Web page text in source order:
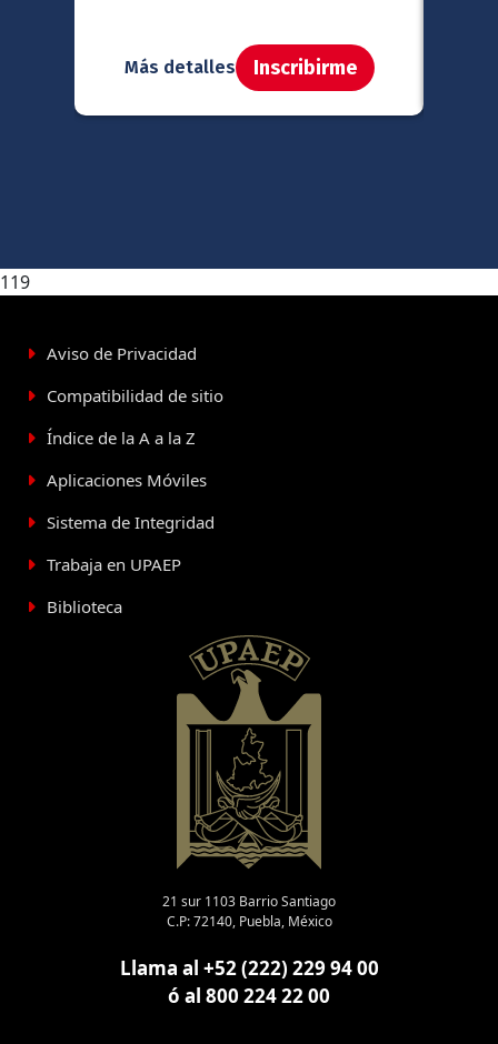
Más detalles Inscribirme
119
Aviso de Privacidad
Compatibilidad de sitio
Índice de la A a la Z
Aplicaciones Móviles
Sistema de Integridad
Trabaja en UPAEP
Biblioteca
21 sur 1103 Barrio Santiago
C.P: 72140, Puebla, México
Llama al +52 (222) 229 94 00
ó al 800 224 22 00